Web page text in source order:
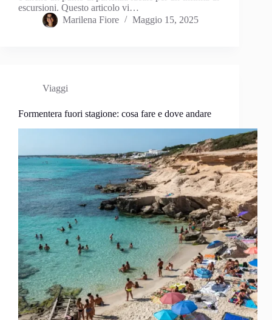
escursioni. Questo articolo vi…
Marilena Fiore
Maggio 15, 2025
Viaggi
Formentera fuori stagione: cosa fare e dove andare